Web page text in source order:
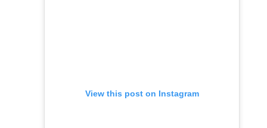
View this post on Instagram